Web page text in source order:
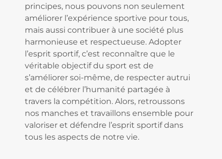
principes, nous pouvons non seulement
améliorer l’expérience sportive pour tous,
mais aussi contribuer à une société plus
harmonieuse et respectueuse. Adopter
l’esprit sportif, c’est reconnaître que le
véritable objectif du sport est de
s’améliorer soi-même, de respecter autrui
et de célébrer l’humanité partagée à
travers la compétition. Alors, retroussons
nos manches et travaillons ensemble pour
valoriser et défendre l’esprit sportif dans
tous les aspects de notre vie.